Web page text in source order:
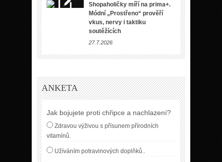
Shopaholičky míří na prima+.
Módní „Prostřeno“ prověří
vkus, nervy i taktiku
soutěžících
27.7.2026
ANKETA
Jak bojujete proti chřipce a nachlazení?
Zdravou výživou s přísunem přírodních
vitamínů.
Užíváním potravinových doplňků..